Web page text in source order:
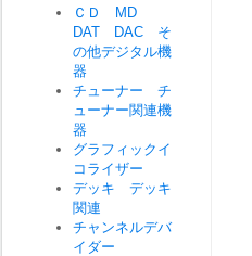
ＣＤ MD
DAT DAC そ
の他デジタル機
器
チューナー チ
ューナー関連機
器
グラフィックイ
コライザー
デッキ デッキ
関連
チャンネルデバ
イダー